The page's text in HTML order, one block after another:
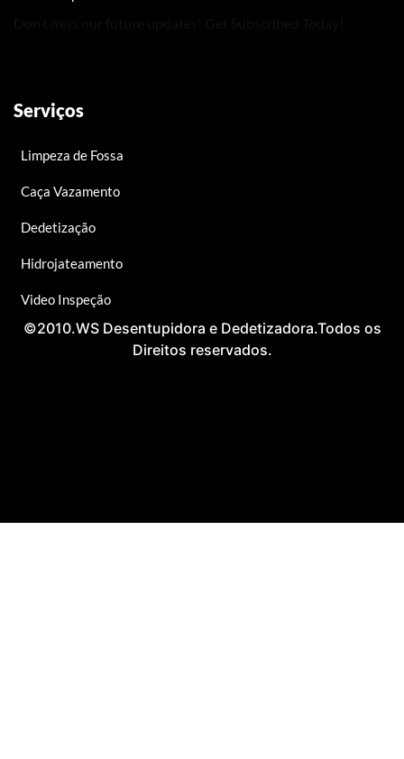
Serviços
Limpeza de Fossa
Caça Vazamento
Dedetização
Hidrojateamento
Video Inspeção
©2010.WS Desentupidora e Dedetizadora.Todos os
Direitos reservados.